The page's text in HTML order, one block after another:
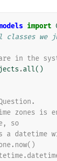
import
classes we
in the
.all()
zones is
so
a datetime